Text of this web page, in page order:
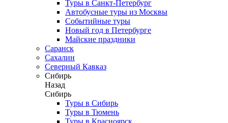
Туры в Санкт-Петербург
Автобусные туры из Москвы
Событийные туры
Новый год в Петербурге
Майские праздники
Саранск
Сахалин
Северный Кавказ
Сибирь
Назад
Сибирь
Туры в Сибирь
Туры в Тюмень
Туры в Красноярск